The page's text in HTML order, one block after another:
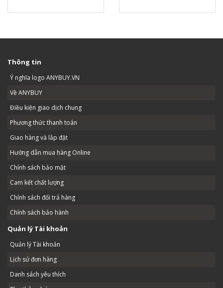
Thông tin
Ý nghĩa logo ANYBUY.VN
Về ANYBUY
Điều kiện giao dịch chung
Phương thức thanh toán
Giao hàng và lắp đặt
Hướng dẫn mua hàng Online
Chính sách bảo mật
Cam kết chất lượng
Chính sách đổi trả hàng
Chính sách bảo hành
Quản lý Tài khoản
Quản lý Tài khoản
Lịch sử đơn hàng
Danh sách yêu thích